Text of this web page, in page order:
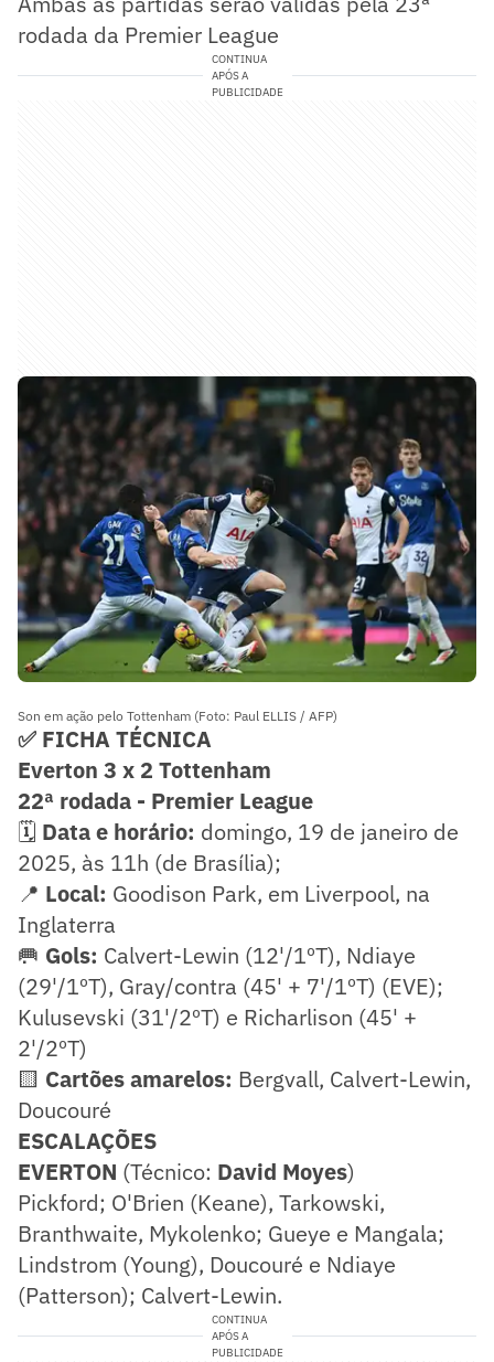
rodada da Premier League
CONTINUA
APÓS A
PUBLICIDADE
Son em ação pelo Tottenham (Foto: Paul ELLIS / AFP)
✅ FICHA TÉCNICA
Everton 3 x 2 Tottenham
22ª rodada - Premier League
🗓️ Data e horário: domingo, 19 de janeiro de
2025, às 11h (de Brasília);
📍 Local: Goodison Park, em Liverpool, na
Inglaterra
🥅 Gols: Calvert-Lewin (12'/1ºT), Ndiaye
(29'/1ºT), Gray/contra (45' + 7'/1ºT) (EVE);
Kulusevski (31'/2ºT) e Richarlison (45' +
2'/2ºT)
🟨 Cartões amarelos: Bergvall, Calvert-Lewin,
Doucouré
ESCALAÇÕES
EVERTON (Técnico: David Moyes)
Pickford; O'Brien (Keane), Tarkowski,
Branthwaite, Mykolenko; Gueye e Mangala;
Lindstrom (Young), Doucouré e Ndiaye
(Patterson); Calvert-Lewin.
CONTINUA
APÓS A
PUBLICIDADE